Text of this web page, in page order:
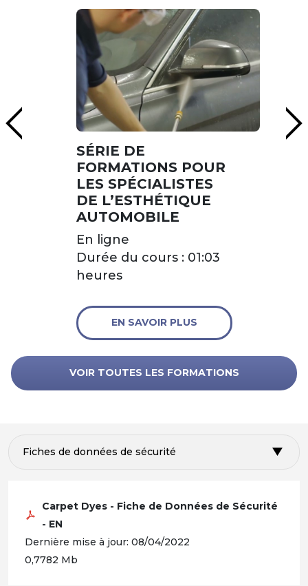
SÉRIE DE
FORMATIONS POUR
LES SPÉCIALISTES
DE L’ESTHÉTIQUE
AUTOMOBILE
En ligne
Durée du cours : 01:03
heures
EN SAVOIR PLUS
VOIR TOUTES LES FORMATIONS
Fiches de données de sécurité
Carpet Dyes - Fiche de Données de Sécurité
- EN
Dernière mise à jour: 08/04/2022
0,7782 Mb